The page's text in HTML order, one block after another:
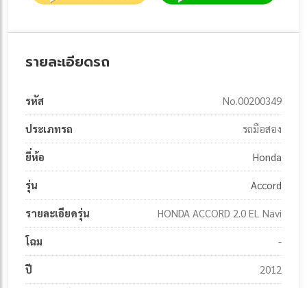
รายละเอียดรถ
รหัส No.00200349
ประเภทรถ รถมือสอง
ยี่ห้อ Honda
รุ่น Accord
รายละเอียดรุ่น HONDA ACCORD 2.0 EL Navi
โฉม -
ปี 2012